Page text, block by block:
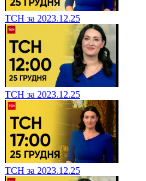
ТСН за 2023.12.25
ТСН за 2023.12.25
ТСН за 2023.12.25